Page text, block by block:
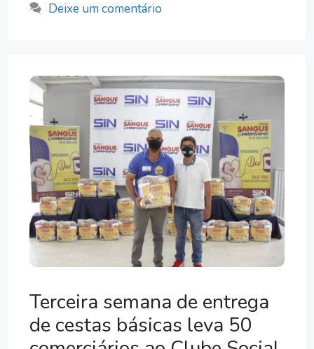
Deixe um comentário
Terceira semana de entrega
de cestas básicas leva 50